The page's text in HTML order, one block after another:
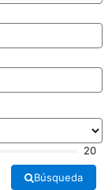
20
Búsqueda